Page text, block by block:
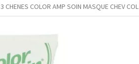
3 CHENES COLOR AMP SOIN MASQUE CHEV COL